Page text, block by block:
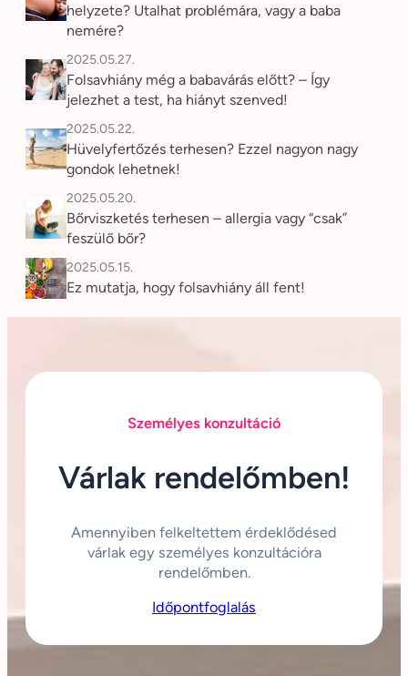
helyzete? Utalhat problémára, vagy a baba
nemére?
2025.05.27.
Folsavhiány még a babavárás előtt? – Így
jelezhet a test, ha hiányt szenved!
2025.05.22.
Hüvelyfertőzés terhesen? Ezzel nagyon nagy
gondok lehetnek!
2025.05.20.
Bőrviszketés terhesen – allergia vagy “csak”
feszülő bőr?
2025.05.15.
Ez mutatja, hogy folsavhiány áll fent!
Személyes konzultáció
Várlak rendelőmben!
Amennyiben felkeltettem érdeklődésed
várlak egy személyes konzultációra
rendelőmben.
Időpontfoglalás